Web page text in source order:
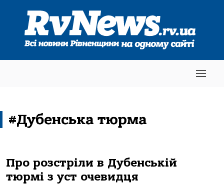
#Дубенська тюрма
Про розстріли в Дубенській
тюрмі з уст очевидця